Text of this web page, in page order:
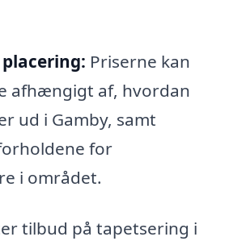
Priserne kan
afhængigt af, hvordan
ud i Gamby, samt
for
i området.
tilbud på tapetsering i